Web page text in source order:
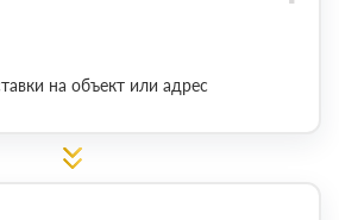
на объект или адрес